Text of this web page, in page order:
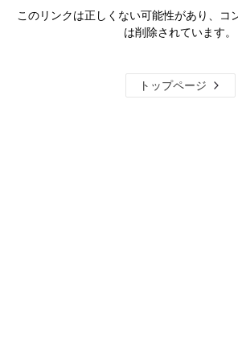
このリンクは正しくない可能性があり、コ
は削除されています。
トップページ